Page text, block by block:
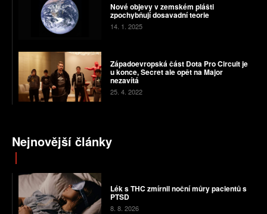
Nové objevy v zemském plášti
zpochybňují dosavadní teorie
14. 1. 2025
Západoevropská část Dota Pro Circuit je
u konce, Secret ale opět na Major
nezavítá
25. 4. 2022
Nejnovější články
Lék s THC zmírnil noční můry pacientů s
PTSD
8. 8. 2026